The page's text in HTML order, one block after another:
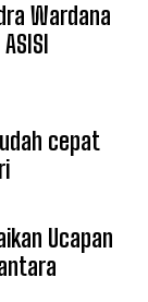
Wardana
cepat
Ucapan